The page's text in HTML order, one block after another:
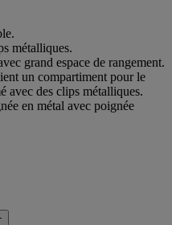
métalliques.
grand espace de rangement.
un compartiment pour le
avec des clips métalliques.
en métal avec poignée